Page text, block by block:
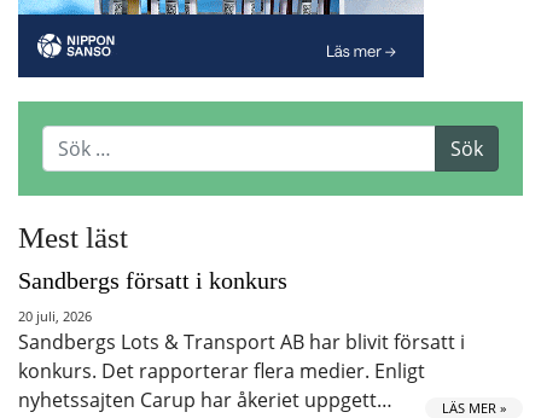
Mest läst
Sandbergs försatt i konkurs
20 juli, 2026
Sandbergs Lots & Transport AB har blivit försatt i
konkurs. Det rapporterar flera medier. Enligt
nyhetssajten Carup har åkeriet uppgett…
LÄS MER »